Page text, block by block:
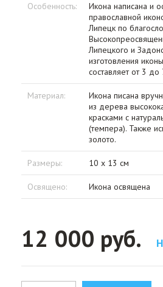
Особенность:
Икона написана и
православной
Липецк по
Липецкого и
изготовления
составляет от 3 до
Материал:
Икона писана
из дерева
красками с
(темпера). Также
золото.
Размеры: 10 х 13 см
Освящено: Икона освящена
12 000 руб.